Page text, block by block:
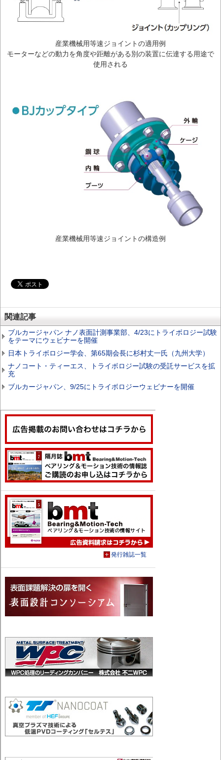
産業機械用等速ジョイントの適用例
モーターなどの動力を角度や距離がある別の装置に伝達する用途で
使用される
産業機械用等速ジョイントの構造例
関連記事
ブルカージャパン ナノ表面計測事業部、4/23にトライボロジー試験
をテーマにウェビナーを開催
日本トライボロジー学会、第65期会長に杉村丈一氏（九州大学）
ナノコート・ティーエス、トライボロジー試験の受託サービスを拡
充
ブルカージャパン、9/25にトライボロジーウェビナーを開催
発行雑誌一覧